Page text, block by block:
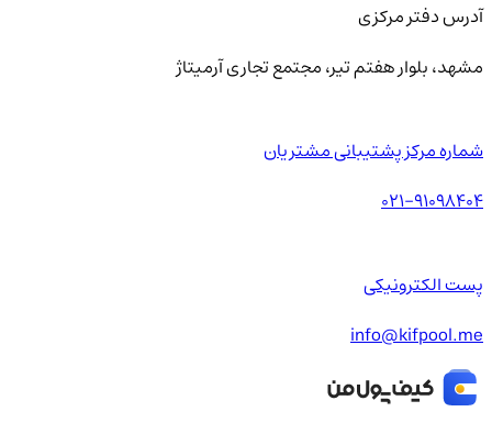
آدرس دفتر مرکزی
مشهد، بلوار هفتم تیر، مجتمع تجاری آرمیتاژ
شماره مرکز پشتیبانی مشتریان
021-91098404
پست الکترونیکی
info@kifpool.me